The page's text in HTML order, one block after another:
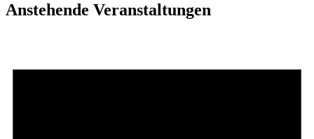
Anstehende Veranstaltungen